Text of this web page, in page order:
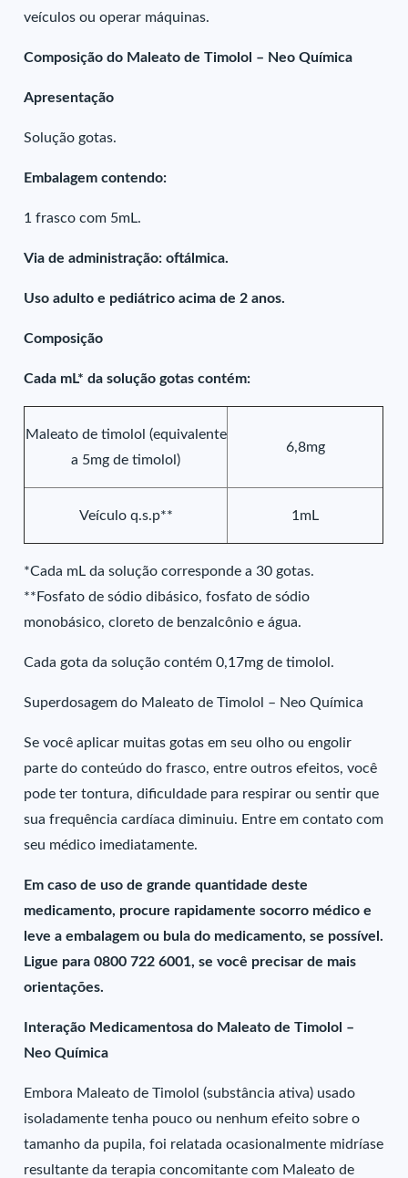
veículos ou operar máquinas.
Composição do Maleato de Timolol – Neo Química
Apresentação
Solução gotas.
Embalagem contendo:
1 frasco com 5mL.
Via de administração: oftálmica.
Uso adulto e pediátrico acima de 2 anos.
Composição
Cada mL* da solução gotas contém:
Maleato de timolol (equivalente
a 5mg de timolol)
6,8mg
Veículo q.s.p** 1mL
*Cada mL da solução corresponde a 30 gotas.
**Fosfato de sódio dibásico, fosfato de sódio
monobásico, cloreto de benzalcônio e água.
Cada gota da solução contém 0,17mg de timolol.
Superdosagem do Maleato de Timolol – Neo Química
Se você aplicar muitas gotas em seu olho ou engolir
parte do conteúdo do frasco, entre outros efeitos, você
pode ter tontura, dificuldade para respirar ou sentir que
sua frequência cardíaca diminuiu. Entre em contato com
seu médico imediatamente.
Em caso de uso de grande quantidade deste
medicamento, procure rapidamente socorro médico e
leve a embalagem ou bula do medicamento, se possível.
Ligue para 0800 722 6001, se você precisar de mais
orientações.
Interação Medicamentosa do Maleato de Timolol –
Neo Química
Embora Maleato de Timolol (substância ativa) usado
isoladamente tenha pouco ou nenhum efeito sobre o
tamanho da pupila, foi relatada ocasionalmente midríase
resultante da terapia concomitante com Maleato de